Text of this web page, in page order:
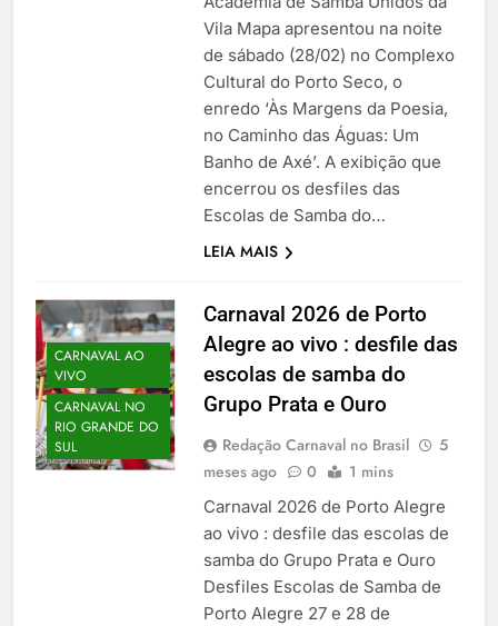
Vila Mapa apresentou na noite
de sábado (28/02) no Complexo
Cultural do Porto Seco, o
enredo ‘Às Margens da Poesia,
no Caminho das Águas: Um
Banho de Axé’. A exibição que
encerrou os desfiles das
Escolas de Samba do…
LEIA MAIS
CARNAVAL AO
VIVO
CARNAVAL NO
RIO GRANDE DO
SUL
Carnaval 2026 de Porto
Alegre ao vivo : desfile das
escolas de samba do
Grupo Prata e Ouro
Redação Carnaval no Brasil
5
meses ago
0 1 mins
Carnaval 2026 de Porto Alegre
ao vivo : desfile das escolas de
samba do Grupo Prata e Ouro
Desfiles Escolas de Samba de
Porto Alegre 27 e 28 de